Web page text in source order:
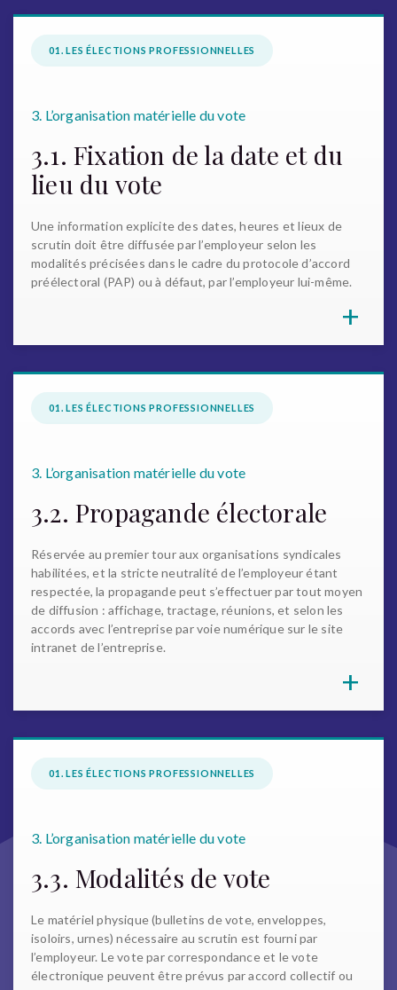
01. LES ÉLECTIONS PROFESSIONNELLES
3. L’organisation matérielle du vote
3.1. Fixation de la date et du
lieu du vote
Une information explicite des dates, heures et lieux de
scrutin doit être diffusée par l’employeur selon les
modalités précisées dans le cadre du protocole d’accord
préélectoral (PAP) ou à défaut, par l’employeur lui-même.
+
01. LES ÉLECTIONS PROFESSIONNELLES
3. L’organisation matérielle du vote
3.2. Propagande électorale
Réservée au premier tour aux organisations syndicales
habilitées, et la stricte neutralité de l’employeur étant
respectée, la propagande peut s’effectuer par tout moyen
de diffusion : affichage, tractage, réunions, et selon les
accords avec l’entreprise par voie numérique sur le site
intranet de l’entreprise.
+
01. LES ÉLECTIONS PROFESSIONNELLES
3. L’organisation matérielle du vote
3.3. Modalités de vote
Le matériel physique (bulletins de vote, enveloppes,
isoloirs, urnes) nécessaire au scrutin est fourni par
l’employeur. Le vote par correspondance et le vote
électronique peuvent être prévus par accord collectif ou